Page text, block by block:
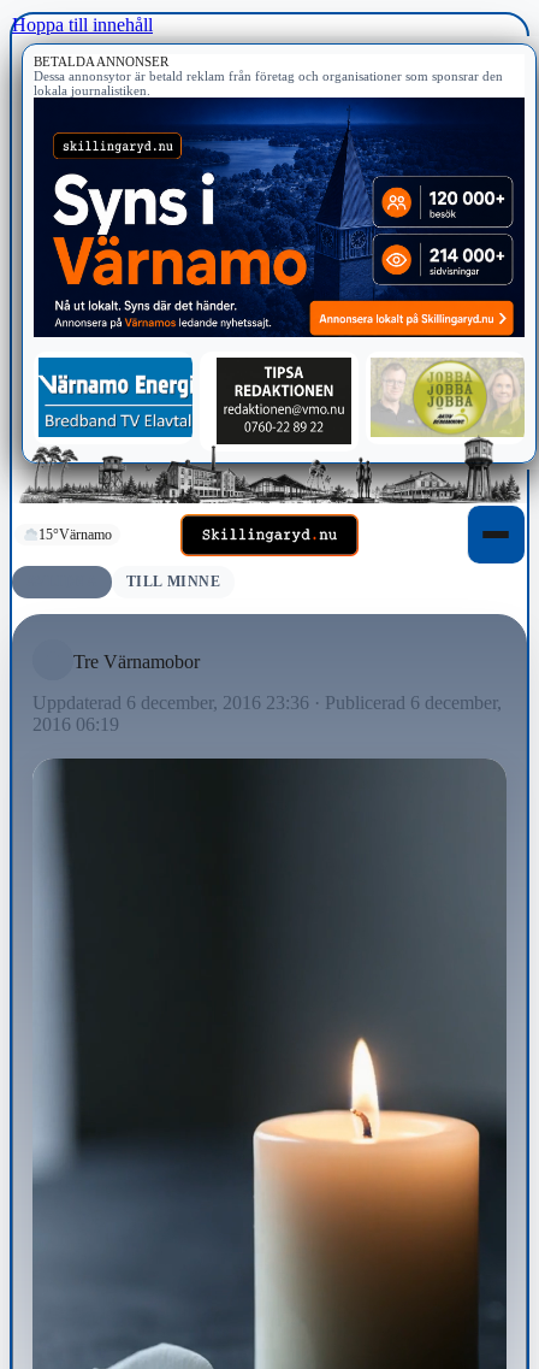
Hoppa till innehåll
BETALDA ANNONSER
Dessa annonsytor är betald reklam från företag och organisationer som sponsrar den
lokala journalistiken.
15°Värnamo
TILL MINNE
Tre Värnamobor
Uppdaterad 6 december, 2016 23:36 · Publicerad 6 december,
2016 06:19